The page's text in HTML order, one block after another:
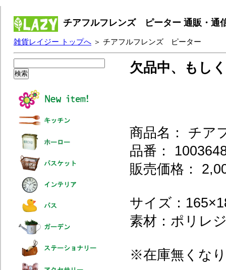
チアフルフレンズ ピーター 通販・通
雑貨レイジー トップへ ＞ チアフルフレンズ ピーター
欠品中、もし
商品名： チア
品番：
販売価格：
サイズ：
素材：ポリレ
※在庫無くな